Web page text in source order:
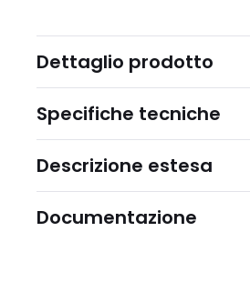
Dettaglio prodotto
Specifiche tecniche
Descrizione estesa
Documentazione